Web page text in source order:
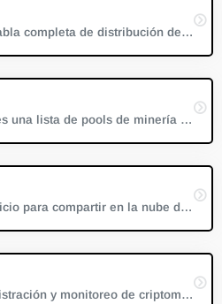
Hashrate.no-Una tabla completa de distribución de ingresos de monedas mineras basada en la configuración de las tarjetas gráficas
Mining Pool Stats es una lista de pools de minería PoW conocidos con la distribución del hashrate del pool en tiempo real.
Plataforma de servicio para compartir en la nube de máquinas de minería de criptomonedas
Software de administración y monitoreo de criptominería